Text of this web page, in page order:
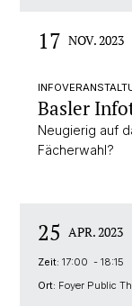
17 NOV. 2023
Basler
Neugierig auf
Fächerwahl?
25 APR. 2023
Zeit: 17:00 - 18:15
Ort: Foyer Public